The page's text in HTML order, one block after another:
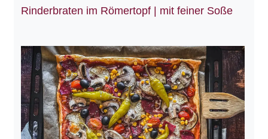
Rinderbraten im Römertopf | mit feiner Soße